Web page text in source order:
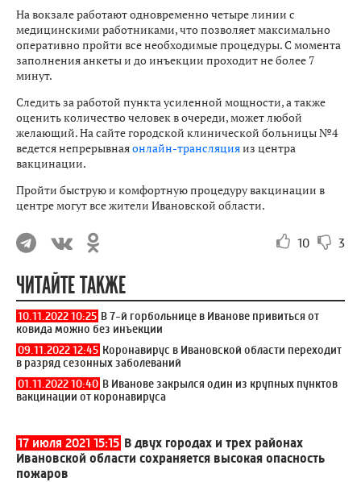
На вокзале работают одновременно четыре линии с
медицинскими работниками, что позволяет максимально
оперативно пройти все необходимые процедуры. С момента
заполнения анкеты и до инъекции проходит не более 7
минут.
Следить за работой пункта усиленной мощности, а также
оценить количество человек в очереди, может любой
желающий. На сайте городской клинической больницы №4
ведется непрерывнаяонлайн-трансляцияиз центра
вакцинации.
Пройти быструю и комфортную процедуру вакцинации в
центре могут все жители Ивановской области.
10 3
ЧИТАЙТЕ ТАКЖЕ
10.11.2022 10:25 В 7-й горбольнице в Иванове привиться от
ковида можно без инъекции
09.11.2022 12:45 Коронавирус в Ивановской области переходит
в разряд сезонных заболеваний
01.11.2022 10:40 В Иванове закрылся один из крупных пунктов
вакцинации от коронавируса
17 июля 2021 15:15 В двух городах и трех районах
Ивановской области сохраняется высокая опасность
пожаров